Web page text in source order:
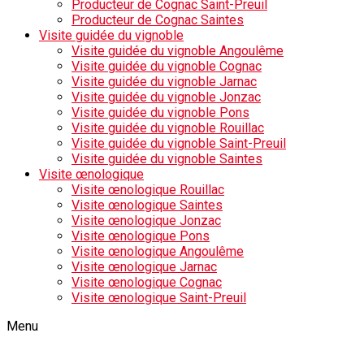
Producteur de Cognac Saint-Preuil
Producteur de Cognac Saintes
Visite guidée du vignoble
Visite guidée du vignoble Angoulême
Visite guidée du vignoble Cognac
Visite guidée du vignoble Jarnac
Visite guidée du vignoble Jonzac
Visite guidée du vignoble Pons
Visite guidée du vignoble Rouillac
Visite guidée du vignoble Saint-Preuil
Visite guidée du vignoble Saintes
Visite œnologique
Visite œnologique Rouillac
Visite œnologique Saintes
Visite œnologique Jonzac
Visite œnologique Pons
Visite œnologique Angoulême
Visite œnologique Jarnac
Visite œnologique Cognac
Visite œnologique Saint-Preuil
Menu